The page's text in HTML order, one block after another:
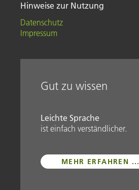
Hinweise zur Nutzung
Datenschutz
Impressum
Gut zu wissen
Leichte Sprache
ist einfach verständlicher.
MEHR ERFAHREN ...